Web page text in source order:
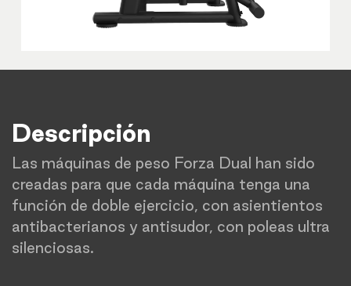
Descripción
Las máquinas de peso Forza Dual han sido
creadas para que cada máquina tenga una
función de doble ejercicio, con asientientos
antibacterianos y antisudor, con poleas ultra
silenciosas.